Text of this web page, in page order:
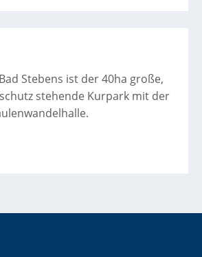
Stebens ist der 40ha große,
stehende Kurpark mit der